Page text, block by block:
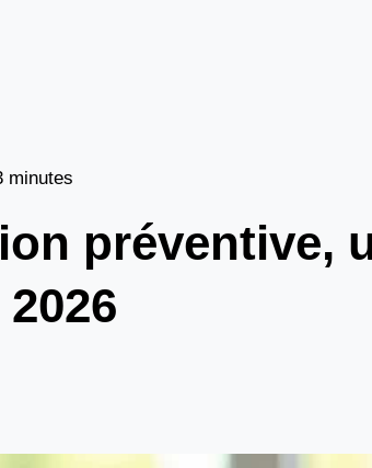
minutes
préventive,